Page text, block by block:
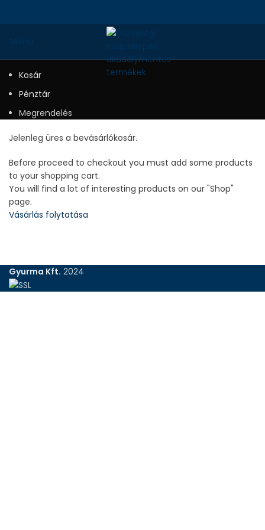
Kosár
Pénztár
Megrendelés
Jelenleg üres a bevásárlókosár.
Before proceed to checkout you must add some products
to your shopping cart.
You will find a lot of interesting products on our "Shop"
page.
Vásárlás folytatása
Gyurma Kft. 2024